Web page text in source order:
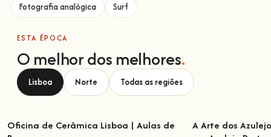
Fotografia analógica
Surf
ESTA ÉPOCA
O melhor dos melhores.
Lisboa Norte Todas as regiões
Oficina de Cerâmica Lisboa | Aulas de
A Arte dos